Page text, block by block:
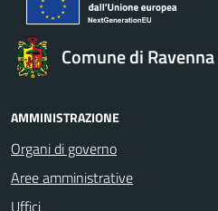
Comune di Ravenna
AMMINISTRAZIONE
Organi di governo
Aree amministrative